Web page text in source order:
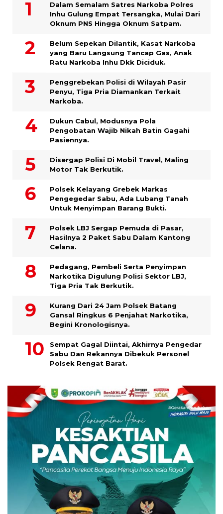
Dalam Semalam Satres Narkoba Polres
Inhu Gulung Empat Tersangka, Mulai Dari
Oknum PNS Hingga Oknum Satpam.
Belum Sepekan Dilantik, Kasat Narkoba
yang Baru Langsung Tancap Gas, Anak
Ratu Narkoba Inhu Dkk Diciduk.
Penggrebekan Polisi di Wilayah Pasir
Penyu, Tiga Pria Diamankan Terkait
Narkoba.
Dukun Cabul, Modusnya Pola
Pengobatan Wajib Nikah Batin Gagahi
Pasiennya.
Disergap Polisi Di Mobil Travel, Maling
Motor Tak Berkutik.
Polsek Kelayang Grebek Markas
Pengegedar Sabu, Ada Lubang Tanah
Untuk Menyimpan Barang Bukti.
Polsek LBJ Sergap Pemuda di Pasar,
Hasilnya 2 Paket Sabu Dalam Kantong
Celana.
Pedagang, Pembeli Serta Penyimpan
Narkotika Digulung Polisi Sektor LBJ,
Tiga Pria Tak Berkutik.
Kurang Dari 24 Jam Polsek Batang
Gansal Ringkus 6 Penjahat Narkotika,
Begini Kronologisnya.
Sempat Gagal Diintai, Akhirnya Pengedar
Sabu Dan Rekannya Dibekuk Personel
Polsek Rengat Barat.